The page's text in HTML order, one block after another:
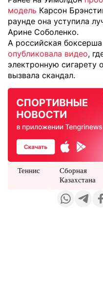
модель Карсон
раунде она уступила
Арине Соболенко.
А российская
опубликовала видео,
электронную сигарету
вызвала скандал.
Теннис
Сборная
Казахстана